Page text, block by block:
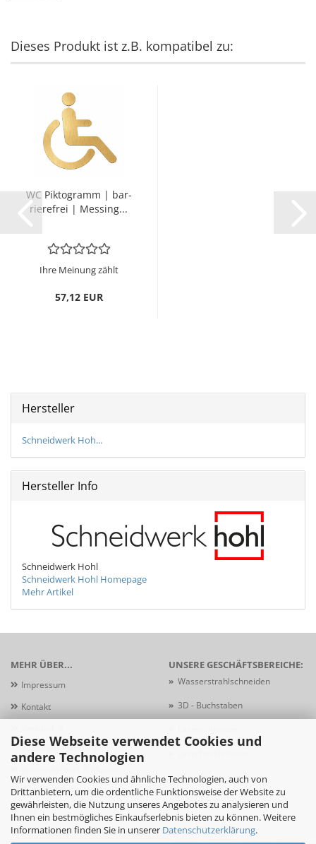
Diese Webseite verwendet Cookies und
andere Technologien
Wir verwenden Cookies und ähnliche Technologien, auch von
Drittanbietern, um die ordentliche Funktionsweise der Website zu
gewährleisten, die Nutzung unseres Angebotes zu analysieren und
Ihnen ein bestmögliches Einkaufserlebnis bieten zu können. Weitere
Informationen finden Sie in unserer Datenschutzerklärung.
Dieses Produkt ist z.B. kompatibel zu:
WC Pik­to­gramm | bar­
rie­re­frei | Mes­sing...
Ihre Meinung zählt
57,12 EUR
Hersteller
Schneidwerk Hoh...
Hersteller Info
Schneidwerk Hohl
Schneidwerk Hohl Homepage
Mehr Artikel
MEHR ÜBER...
Impressum
Kontakt
Zahlungsbedingungen
Widerrufsformular
AGB
Privatsphäre und Datenschutz
UNSERE GESCHÄFTSBEREICHE:
» Wasserstrahlschneiden
» 3D - Buchstaben
»Schildersysteme